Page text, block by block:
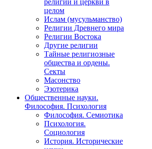
религии и церкви в
целом
Ислам (мусульманство)
Религии Древнего мира
Религии Востока
Другие религии
Тайные религиозные
общества и ордены.
Секты
Масонство
Эзотерика
Общественные науки.
Философия. Психология
Философия. Семиотика
Психология.
Социология
История. Исторические